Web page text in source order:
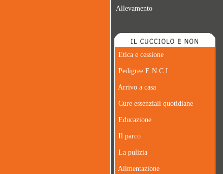
Allevamento
Etica e cessione
Pedigree E.N.C.I.
Arrivo a casa
Cure essenziali quotidiane
Educazione
Il parco
La pulizia
Alimentazione